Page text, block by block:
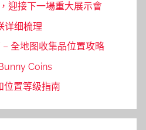
迎接下一場重大展示會
详细梳理
全地图收集品位置攻略
Coins
位置等级指南